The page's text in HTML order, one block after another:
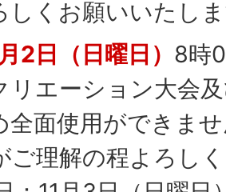
しくお願いいたし
2日（日曜日） 8時
リエーション大会
全面使用ができま
ご理解の程よろし